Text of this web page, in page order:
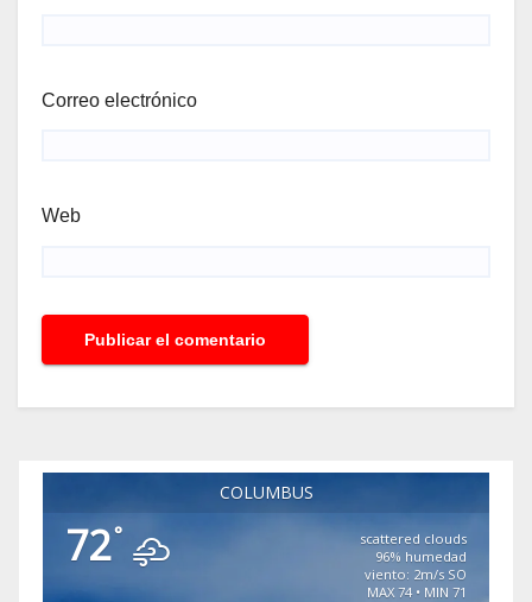
Correo electrónico
Web
COLUMBUS
72°
scattered clouds
96% humedad
viento: 2m/s SO
MAX 74 • MIN 71